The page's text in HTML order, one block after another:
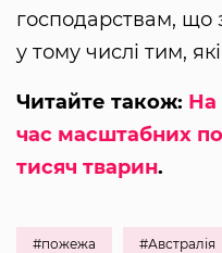
господарствам, що
у тому числі тим,
Читайте також: На
час масштабних
тисяч тварин.
#пожежа #Австралія